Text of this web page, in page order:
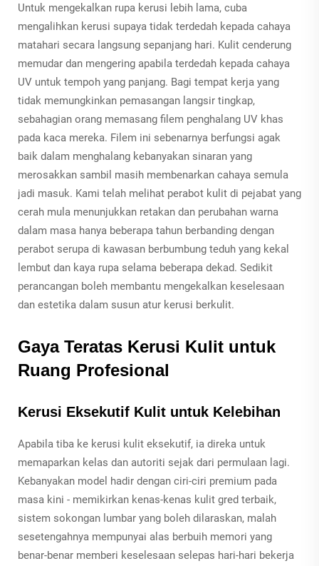
Untuk mengekalkan rupa kerusi lebih lama, cuba
mengalihkan kerusi supaya tidak terdedah kepada cahaya
matahari secara langsung sepanjang hari. Kulit cenderung
memudar dan mengering apabila terdedah kepada cahaya
UV untuk tempoh yang panjang. Bagi tempat kerja yang
tidak memungkinkan pemasangan langsir tingkap,
sebahagian orang memasang filem penghalang UV khas
pada kaca mereka. Filem ini sebenarnya berfungsi agak
baik dalam menghalang kebanyakan sinaran yang
merosakkan sambil masih membenarkan cahaya semula
jadi masuk. Kami telah melihat perabot kulit di pejabat yang
cerah mula menunjukkan retakan dan perubahan warna
dalam masa hanya beberapa tahun berbanding dengan
perabot serupa di kawasan berbumbung teduh yang kekal
lembut dan kaya rupa selama beberapa dekad. Sedikit
perancangan boleh membantu mengekalkan keselesaan
dan estetika dalam susun atur kerusi berkulit.
Gaya Teratas Kerusi Kulit untuk
Ruang Profesional
Kerusi Eksekutif Kulit untuk Kelebihan
Apabila tiba ke kerusi kulit eksekutif, ia direka untuk
memaparkan kelas dan autoriti sejak dari permulaan lagi.
Kebanyakan model hadir dengan ciri-ciri premium pada
masa kini - memikirkan kenas-kenas kulit gred terbaik,
sistem sokongan lumbar yang boleh dilaraskan, malah
sesetengahnya mempunyai alas berbuih memori yang
benar-benar memberi keselesaan selepas hari-hari bekerja